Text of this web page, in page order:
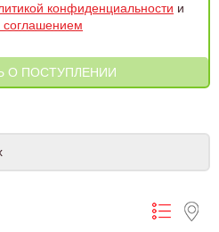
конфиденциальности и
соглашением